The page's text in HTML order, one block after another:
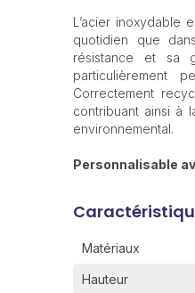
L’acier inoxydable
quotidien que
résistance et sa
particulièrement
Correctement
contribuant ainsi à
environnemental.
Personnalisable
Matériaux
Hauteur